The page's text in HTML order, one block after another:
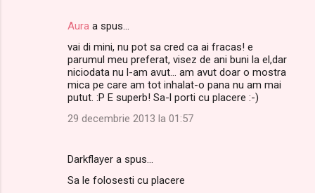
Aura a spus…
vai di mini, nu pot sa cred ca ai fracas! e
parumul meu preferat, visez de ani buni la el,dar
niciodata nu l-am avut... am avut doar o mostra
mica pe care am tot inhalat-o pana nu am mai
putut. :P E superb! Sa-l porti cu placere :-)
29 decembrie 2013 la 01:57
Darkflayer a spus…
Sa le folosesti cu placere